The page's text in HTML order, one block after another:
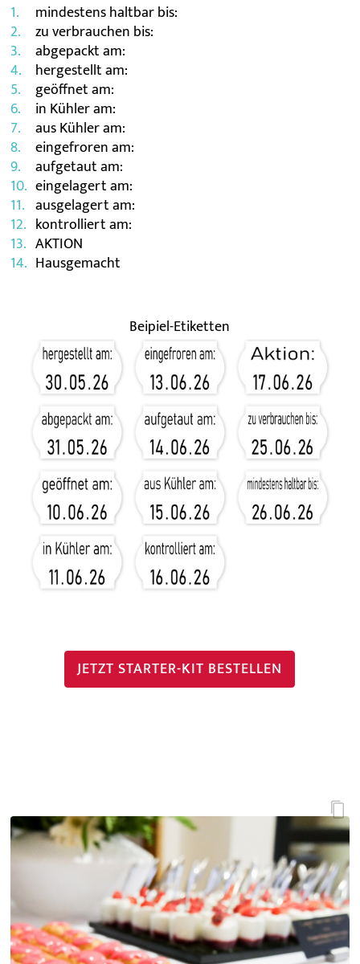
mindestens haltbar bis:
zu verbrauchen bis:
abgepackt am:
hergestellt am:
geöffnet am:
in Kühler am:
aus Kühler am:
eingefroren am:
aufgetaut am:
eingelagert am:
ausgelagert am:
kontrolliert am:
AKTION
Hausgemacht
Beipiel-Etiketten
JETZT STARTER-KIT BESTELLEN